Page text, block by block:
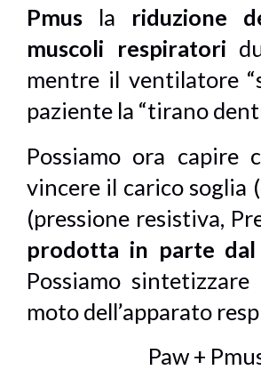
Pmus la riduzione
muscoli respiratori
mentre il ventilatore
paziente la “tirano
Possiamo ora capire
vincere il carico soglia
(pressione resistiva,
prodotta in parte
Possiamo
moto dell’apparato
Paw +